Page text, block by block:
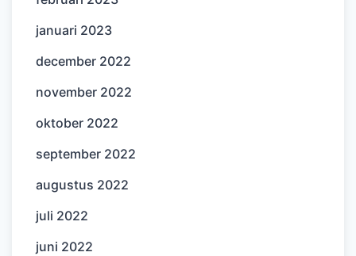
januari 2023
december 2022
november 2022
oktober 2022
september 2022
augustus 2022
juli 2022
juni 2022